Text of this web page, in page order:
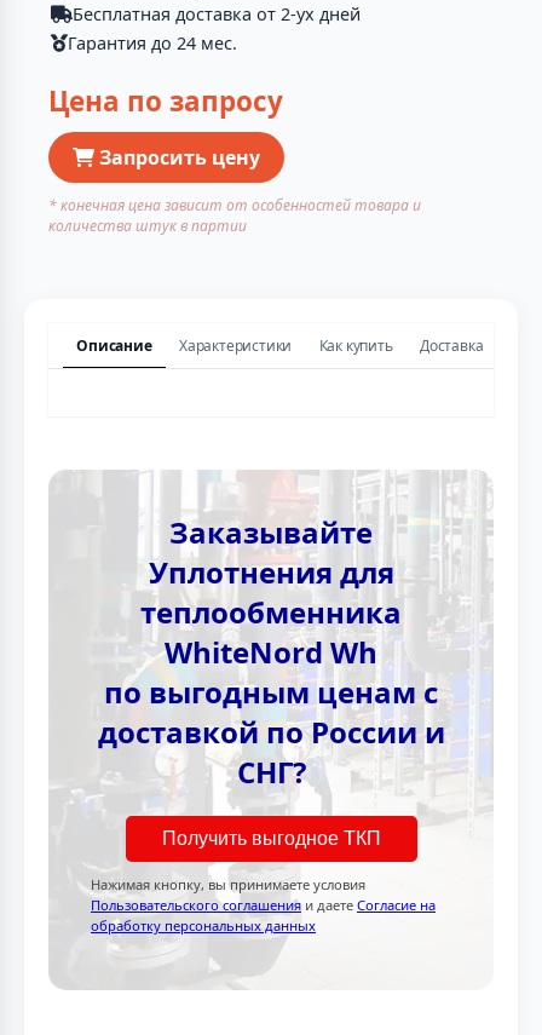
Бесплатная доставка от 2-ух дней
Гарантия до 24 мес.
Цена по запросу
Запросить цену
* конечная цена зависит от особенностей товара и
количества штук в партии
Описание Характеристики Как купить Доставка
Заказывайте
Уплотнения для
теплообменника
WhiteNord Wh
по выгодным ценам с
доставкой по России и
СНГ?
Получить выгодное ТКП
Нажимая кнопку, вы принимаете условия
Пользовательского соглашения и даете Согласие на
обработку персональных данных